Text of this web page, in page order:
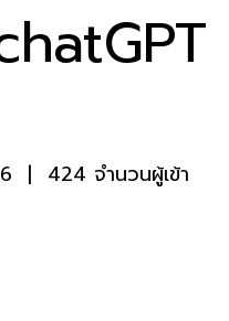
| 424 จำนวนผู้เข้า